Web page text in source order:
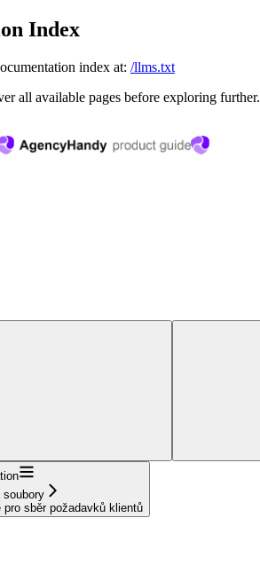
Index
index at: /llms.txt
all available pages before exploring further.
soubory
sběr požadavků klientů